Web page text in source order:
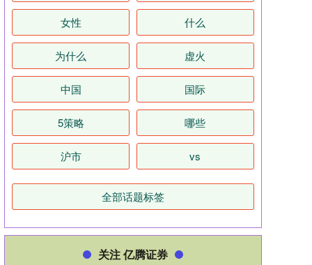
女性 什么
为什么 虚火
中国 国际
5策略 哪些
沪市 vs
全部话题标签
关注 亿腾证券